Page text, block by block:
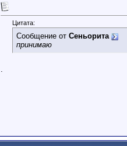
Цитата:
Сообщение от Сеньорита
принимаю
.